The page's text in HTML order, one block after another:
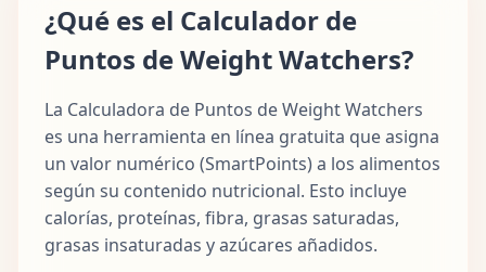
¿Qué es el Calculador de
Puntos de Weight Watchers?
La Calculadora de Puntos de Weight Watchers
es una herramienta en línea gratuita que asigna
un valor numérico (SmartPoints) a los alimentos
según su contenido nutricional. Esto incluye
calorías, proteínas, fibra, grasas saturadas,
grasas insaturadas y azúcares añadidos.